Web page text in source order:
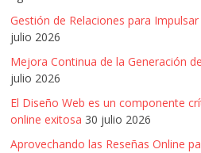
|
Revistas
de
Gestión de Relaciones para
julio 2026
Mejora Continua de la Generación
julio 2026
El Diseño Web es un componente
online exitosa 30 julio 2026
Aprovechando las Reseñas Online